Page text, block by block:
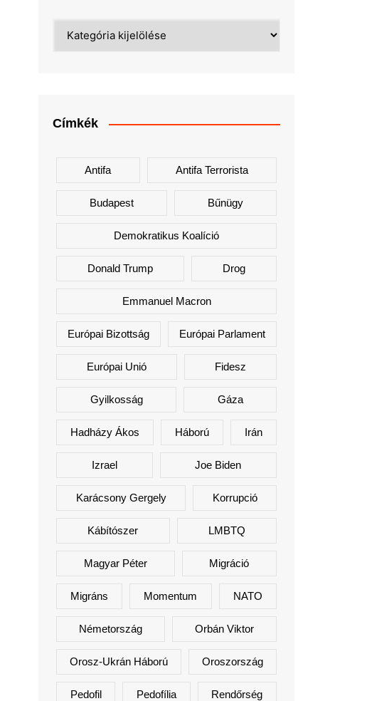
Címkék
Antifa Antifa Terrorista
Budapest Bűnügy
Demokratikus Koalíció
Donald Trump Drog
Emmanuel Macron
Európai Bizottság Európai Parlament
Európai Unió Fidesz
Gyilkosság Gáza
Hadházy Ákos Háború Irán
Izrael Joe Biden
Karácsony Gergely Korrupció
Kábítószer LMBTQ
Magyar Péter Migráció
Migráns Momentum NATO
Németország Orbán Viktor
Orosz-Ukrán Háború Oroszország
Pedofil Pedofília Rendőrség